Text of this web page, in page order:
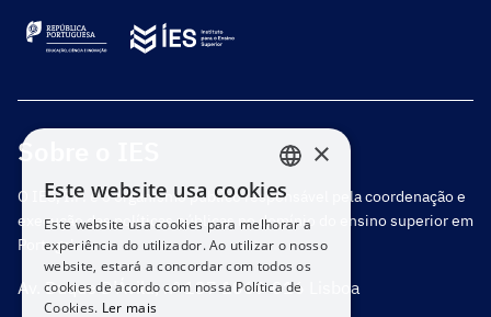
Sobre o IES
O IES, I.P. é o organismo público responsável pela coordenação e
execução das políticas públicas no domínio do ensino superior em
Portugal.
Av. Duque D’Ávila, nº 137 1069-016 Lisboa
PORTUGUESE
ENGLISH
×
Este website usa cookies
Este website usa cookies para melhorar a
experiência do utilizador. Ao utilizar o nosso
website, estará a concordar com todos os
cookies de acordo com nossa Política de
Cookies. Ler mais